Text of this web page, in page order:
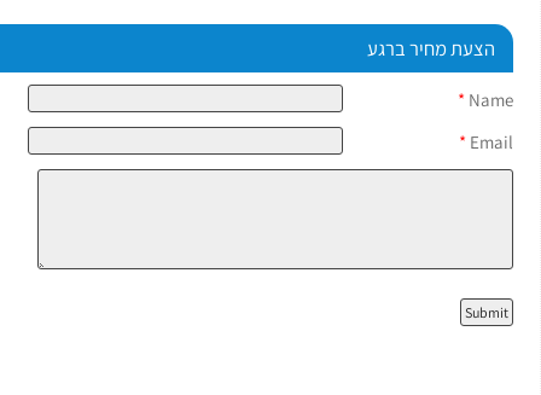
הצעת מחיר ברגע
Name
*
Email
*